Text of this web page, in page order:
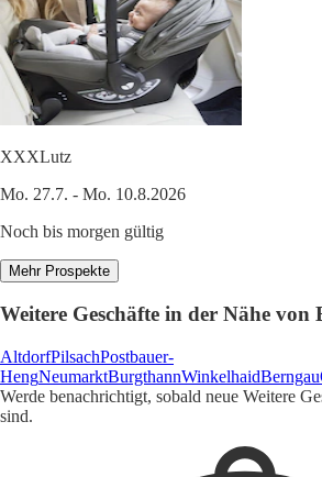
XXXLutz
Mo. 27.7. - Mo. 10.8.2026
Noch bis morgen gültig
Mehr Prospekte
Weitere Geschäfte in der Nähe von
AltdorfPilsachPostbauer-
HengNeumarktBurgthannWinkelhaidBerngau
Werde benachrichtigt, sobald neue Weitere
sind.